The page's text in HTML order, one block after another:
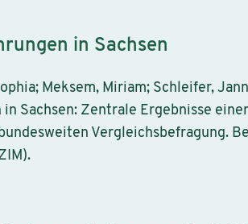
in Sachsen
Meksem, Miriam; Schleifer,
Sachsen: Zentrale Ergebnisse
Vergleichsbefragung.